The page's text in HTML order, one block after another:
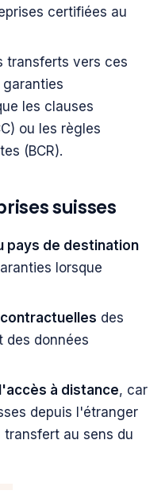
certifiées au
transferts vers ces
les clauses
ou les règles
(BCR).
suisses
pays de destination
lorsque
des
des données
à distance, car
depuis l'étranger
au sens du